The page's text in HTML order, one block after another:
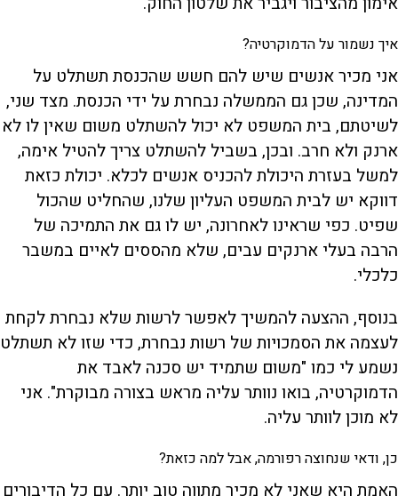
איך נשמור על הדמוקרטיה?
אני מכיר אנשים שיש להם חשש שהכנסת תשתלט על
המדינה, שכן גם הממשלה נבחרת על ידי הכנסת. מצד שני,
לשיטתם, בית המשפט לא יכול להשתלט משום שאין לו לא
ארנק ולא חרב. ובכן, בשביל להשתלט צריך להטיל אימה,
למשל בעזרת היכולת להכניס אנשים לכלא. יכולת כזאת
דווקא יש לבית המשפט העליון שלנו, שהחליט שהכול
שפיט. כפי שראינו לאחרונה, יש לו גם את התמיכה של
הרבה בעלי ארנקים עבים, שלא מהססים לאיים במשבר
כלכלי.
בנוסף, ההצעה להמשיך לאפשר לרשות שלא נבחרת לקחת
לעצמה את הסמכויות של רשות נבחרת, כדי שזו לא תשתלט
נשמע לי כמו "משום שתמיד יש סכנה לאבד את
הדמוקרטיה, בואו נוותר עליה מראש בצורה מבוקרת". אני
לא מוכן לוותר עליה.
כן, ודאי שנחוצה רפורמה, אבל למה כזאת?
האמת היא שאני לא מכיר מתווה טוב יותר. עם כל הדיבורים